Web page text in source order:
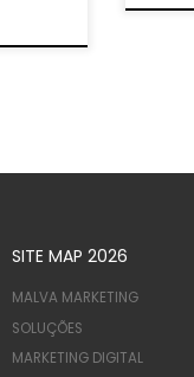
SITE MAP 2026
MALVA MARKETING
SOLUÇÕES
MARKETING DIGITAL